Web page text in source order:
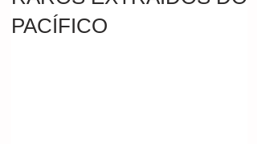
PACÍFICO